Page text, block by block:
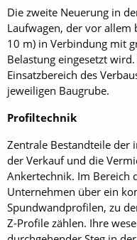
Die zweite Neuerung in
Laufwagen, der vor allem
10 m) in Verbindung mit
Belastung eingesetzt
Einsatzbereich des
jeweiligen Baugrube.
Profiltechnik
Zentrale Bestandteile der
der Verkauf und die
Ankertechnik. Im Bereich
Unternehmen über ein
Spundwandprofilen, zu
Z-Profile zählen. Ihre